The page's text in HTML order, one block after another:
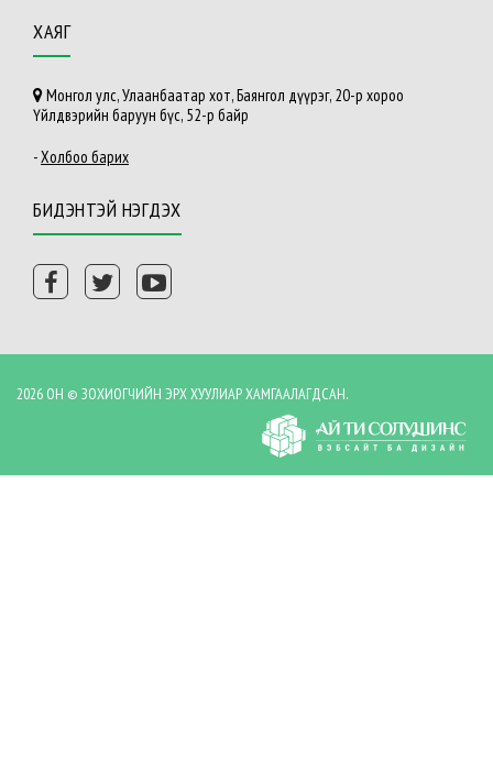
ХАЯГ
Монгол улс, Улаанбаатар хот, Баянгол дүүрэг, 20-р хороо
Үйлдвэрийн баруун бүс, 52-р байр
-Холбоо барих
БИДЭНТЭЙ НЭГДЭХ
2026 ОН © ЗОХИОГЧИЙН ЭРХ ХУУЛИАР ХАМГААЛАГДСАН.